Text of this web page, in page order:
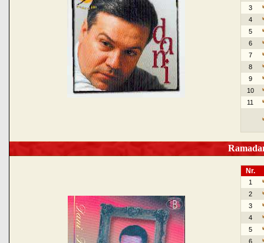
3
4
5
6
7
8
9
10
11
Nr.
1
2
3
4
5
6